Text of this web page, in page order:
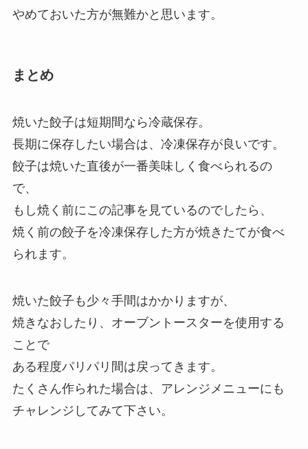
やめておいた方が無難かと思います。
まとめ
焼いた餃子は短期間なら冷蔵保存。
長期に保存したい場合は、冷凍保存が良いです。
餃子は焼いた直後が一番美味しく食べられるの
で、
もし焼く前にこの記事を見ているのでしたら、
焼く前の餃子を冷凍保存した方が焼きたてが食べ
られます。
焼いた餃子も少々手間はかかりますが、
焼きなおしたり、オーブントースターを使用する
ことで
ある程度パリパリ間は戻ってきます。
たくさん作られた場合は、アレンジメニューにも
チャレンジしてみて下さい。